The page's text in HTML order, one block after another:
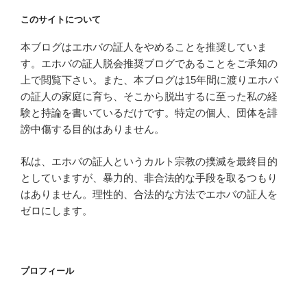
このサイトについて
本ブログはエホバの証人をやめることを推奨していま
す。エホバの証人脱会推奨ブログであることをご承知の
上で閲覧下さい。また、本ブログは15年間に渡りエホバ
の証人の家庭に育ち、そこから脱出するに至った私の経
験と持論を書いているだけです。特定の個人、団体を誹
謗中傷する目的はありません。
私は、エホバの証人というカルト宗教の撲滅を最終目的
としていますが、暴力的、非合法的な手段を取るつもり
はありません。理性的、合法的な方法でエホバの証人を
ゼロにします。
プロフィール